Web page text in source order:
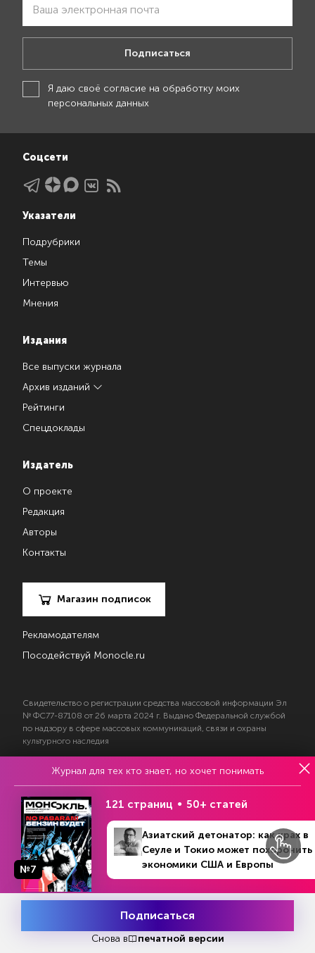
Подписаться
Я даю своё согласие на обработку моих
персональных данных
Соцсети
Указатели
Подрубрики
Темы
Интервью
Мнения
Издания
Все выпуски журнала
Архив изданий
Рейтинги
Спецдоклады
Издатель
О проекте
Редакция
Авторы
Контакты
Магазин подписок
Рекламодателям
Посодействуй Monocle.ru
Свидетельство о регистрации средства массовой информации Эл
№ ФС77-87108 от 26 марта 2024 г. Выдано Федеральной службой
по надзору в сфере массовых коммуникаций, связи и охраны
культурного наследия
© 2017—2026 АНО «Творческий коллектив Эксперт»
Политика конфиденциальности
Условия использования материалов
Согласие на обработку персональных данных
На информационном ресурсе применяются
Журнал для тех кто знает, но хочет понимать
№7
121 страниц 50+ статей
Азиатский детонатор: как крах в
Сеуле и Токио может похоронить
экономики США и Европы
Подписаться
Снова в печатной версии